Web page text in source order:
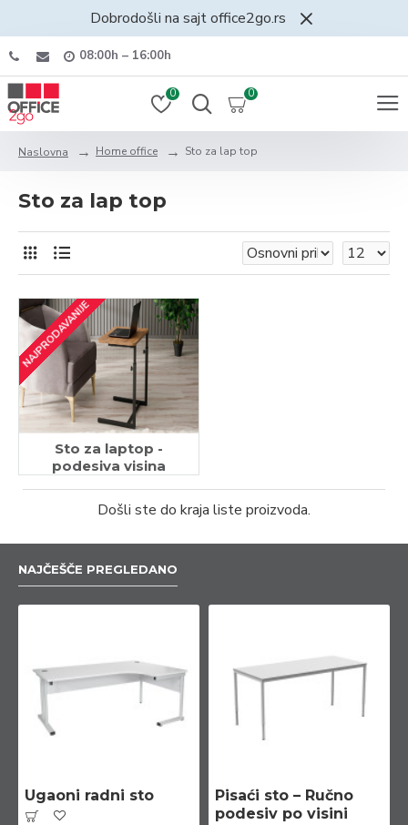
Dobrodošli na sajt office2go.rs
08:00h – 16:00h
0 0
Naslovna Home office Sto za lap top
Sto za lap top
NAJPRODAVANIJE
Sto za laptop -
podesiva visina
Došli ste do kraja liste proizvoda.
NAJČEŠČE PREGLEDANO
Ugaoni radni sto
Pisaći sto – Ručno
podesiv po visini